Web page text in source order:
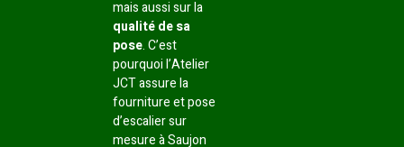
mais aussi sur la
qualité de sa
pose. C’est
pourquoi l’Atelier
JCT assure la
fourniture et pose
d’escalier sur
mesure à Saujon